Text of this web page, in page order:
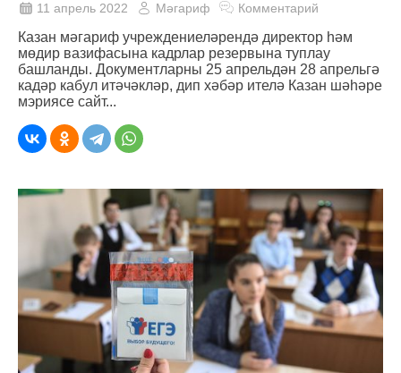
11 апрель 2022 Мәгариф Комментарий
Казан мәгариф учреждениеләрендә директор һәм
мөдир вазифасына кадрлар резервына туплау
башланды. Документларны 25 апрельдән 28 апрельгә
кадәр кабул итәчәкләр, дип хәбәр ителә Казан шәһәре
мэриясе сайт...